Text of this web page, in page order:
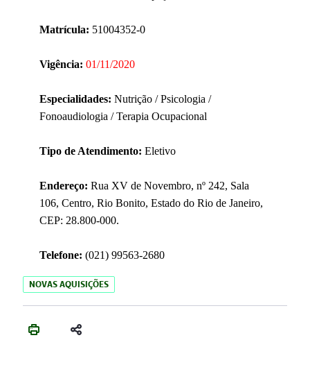
Matrícula: 51004352-0
Vigência: 01/11/2020
Especialidades: Nutrição / Psicologia /
Fonoaudiologia / Terapia Ocupacional
Tipo de Atendimento: Eletivo
Endereço: Rua XV de Novembro, nº 242, Sala
106, Centro, Rio Bonito, Estado do Rio de Janeiro,
CEP: 28.800-000.
Telefone: (021) 99563-2680
NOVAS AQUISIÇÕES